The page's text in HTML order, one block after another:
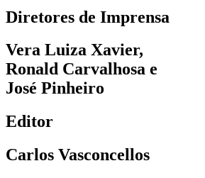
Diretores de Imprensa
Vera Luiza Xavier,
Ronald Carvalhosa e
José Pinheiro
Editor
Carlos Vasconcellos